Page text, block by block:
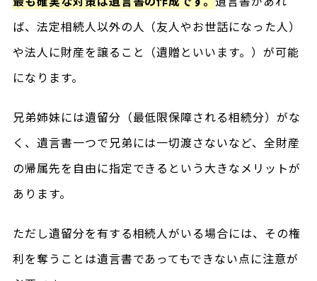
ば、法定相続人以外の人（友人やお世話になった人）
や法人に財産を譲ること（遺贈といいます。）が可能
になります。
兄弟姉妹には遺留分（最低限保障される相続分）がな
く、遺言書一つで兄弟には一切渡さないなど、全財産
の帰属先を自由に指定できるという大きなメリットが
あります。
ただし遺留分を有する相続人がいる場合には、その権
利を奪うことは遺言書であってもできない点に注意が